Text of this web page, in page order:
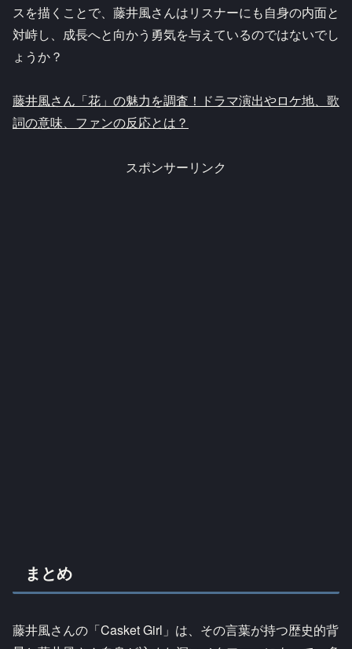
スを描くことで、藤井風さんはリスナーにも自身の内面と
対峙し、成長へと向かう勇気を与えているのではないでし
ょうか？
藤井風さん「花」の魅力を調査！ドラマ演出やロケ地、歌
詞の意味、ファンの反応とは？
スポンサーリンク
まとめ
藤井風さんの「Casket Girl」は、その言葉が持つ歴史的背